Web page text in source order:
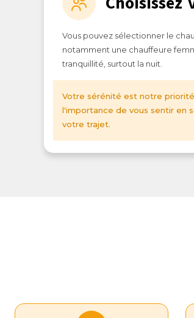
Vous pouvez sélectionner le
notamment une chauffeure
tranquillité, surtout la nuit.
Votre sérénité est notre
l'importance de vous sentir en
votre trajet.